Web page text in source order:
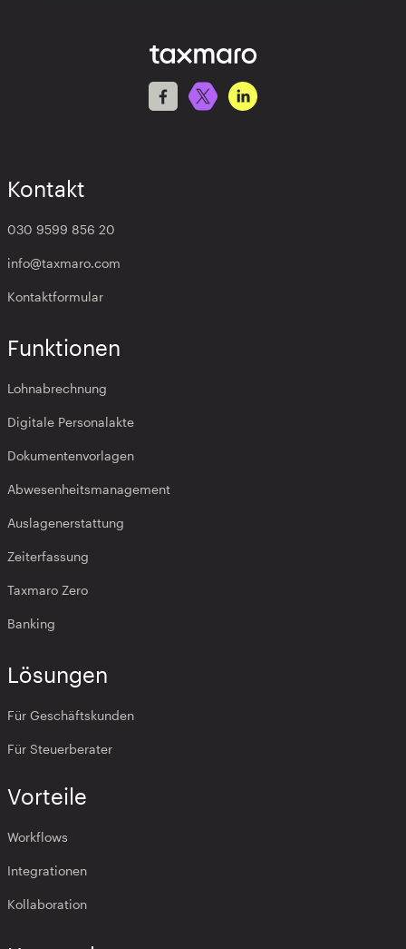
Kontakt
030 9599 856 20
info@taxmaro.com
Kontaktformular
Funktionen
Lohnabrechnung
Digitale Personalakte
Dokumentenvorlagen
Abwesenheitsmanagement
Auslagenerstattung
Zeiterfassung
Taxmaro Zero
Banking
Lösungen
Für Geschäftskunden
Für Steuerberater
Vorteile
Workflows
Integrationen
Kollaboration